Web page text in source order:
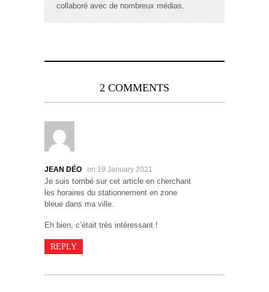
collaboré avec de nombreux médias.
2 COMMENTS
JEAN DÉO on 19 January 2021
Je suis tombé sur cet article en cherchant
les horaires du stationnement en zone
bleue dans ma ville.
Eh bien, c’était très intéressant !
REPLY